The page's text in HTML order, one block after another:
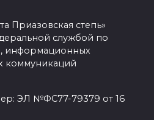
Приазовская степь»
службой по
информационных
коммуникаций
ЭЛ №ФС77-79379 от 16